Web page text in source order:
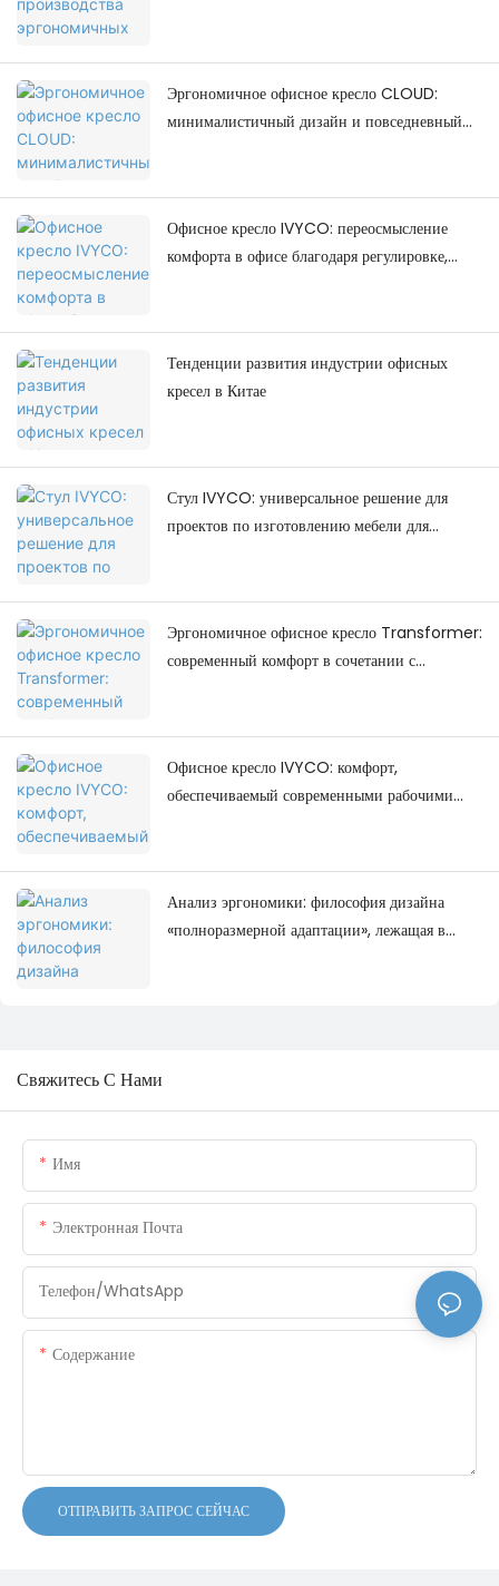
Эргономичное офисное кресло CLOUD:
минималистичный дизайн и повседневный
Офисное кресло IVYCO: переосмысление
комфорта в офисе благодаря регулировке,
Тенденции развития индустрии офисных
кресел в Китае
Стул IVYCO: универсальное решение для
проектов по изготовлению мебели для
Эргономичное офисное кресло Transformer:
современный комфорт в сочетании с
Офисное кресло IVYCO: комфорт,
обеспечиваемый современными рабочими
Анализ эргономики: философия дизайна
«полноразмерной адаптации», лежащая в
Свяжитесь С Нами
Имя
Электронная Почта
Телефон/WhatsApp
Содержание
ОТПРАВИТЬ ЗАПРОС СЕЙЧАС